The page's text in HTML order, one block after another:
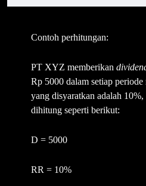
Contoh perhitungan:
PT XYZ memberikan
Rp 5000 dalam setiap
yang disyaratkan adalah
dihitung seperti berikut:
D = 5000
RR = 10%